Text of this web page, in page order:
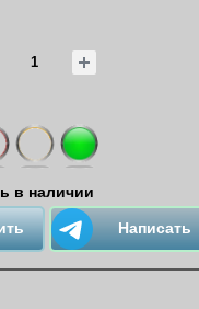
в наличии
Написать